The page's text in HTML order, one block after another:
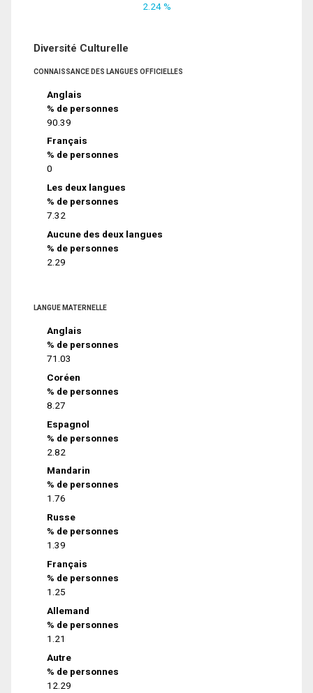
2.24 %
Diversité Culturelle
CONNAISSANCE DES LANGUES OFFICIELLES
Anglais
% de personnes
90.39
Français
% de personnes
0
Les deux langues
% de personnes
7.32
Aucune des deux langues
% de personnes
2.29
LANGUE MATERNELLE
Anglais
% de personnes
71.03
Coréen
% de personnes
8.27
Espagnol
% de personnes
2.82
Mandarin
% de personnes
1.76
Russe
% de personnes
1.39
Français
% de personnes
1.25
Allemand
% de personnes
1.21
Autre
% de personnes
12.29